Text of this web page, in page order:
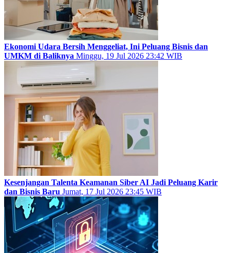
Ekonomi Udara Bersih Menggeliat, Ini Peluang Bisnis dan
UMKM di Baliknya Minggu, 19 Jul 2026 23:42 WIB
Kesenjangan Talenta Keamanan Siber AI Jadi Peluang Karir
dan Bisnis Baru Jumat, 17 Jul 2026 23:45 WIB